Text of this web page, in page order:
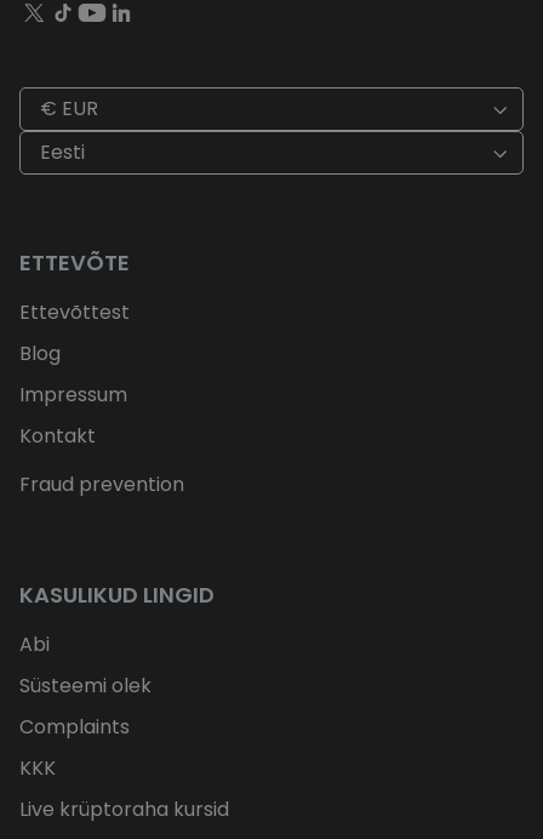
€ EUR
Eesti
ETTEVÕTE
Ettevõttest
Blog
Impressum
Kontakt
Fraud prevention
KASULIKUD LINGID
Abi
Süsteemi olek
Complaints
KKK
Live krüptoraha kursid